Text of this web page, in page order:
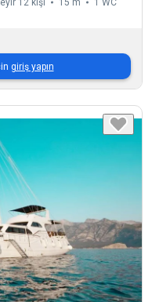
12 kişi 15 m 1 WC
giriş yapın